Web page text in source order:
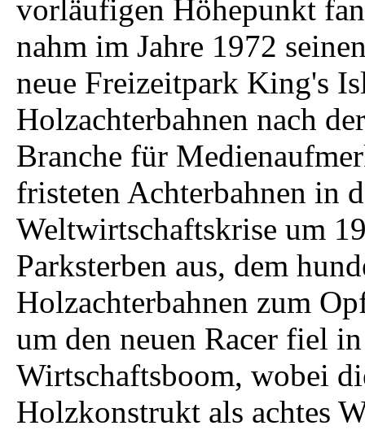
vorläufigen Höhepunkt
nahm im Jahre 1972
neue Freizeitpark King's
Holzachterbahnen nach
Branche für
fristeten Achterbahnen in
Weltwirtschaftskrise um
Parksterben aus, dem
Holzachterbahnen zum
um den neuen Racer fiel
Wirtschaftsboom, wobei
Holzkonstrukt als achtes